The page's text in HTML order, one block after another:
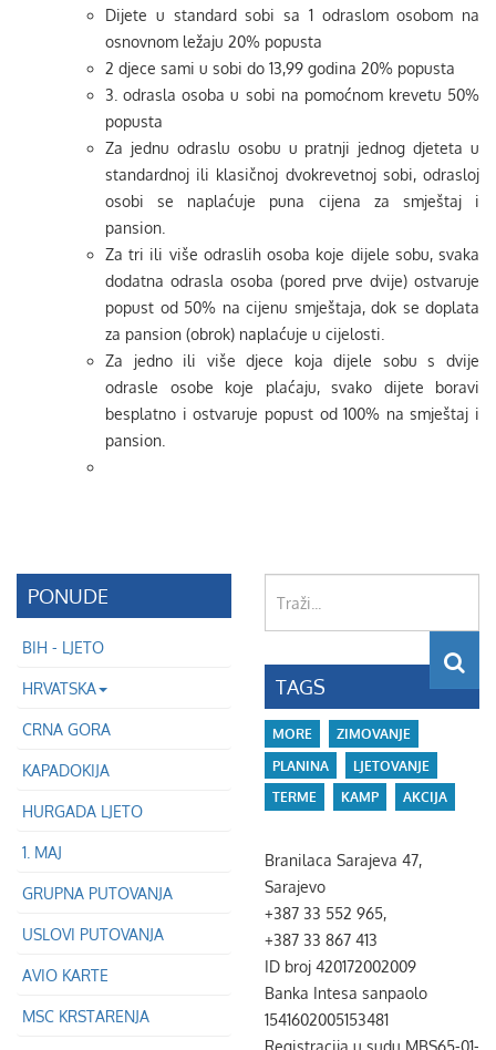
Dijete u standard sobi sa 1 odraslom osobom na
osnovnom ležaju 20% popusta
2 djece sami u sobi do 13,99 godina 20% popusta
3. odrasla osoba u sobi na pomoćnom krevetu 50%
popusta
Za jednu odraslu osobu u pratnji jednog djeteta u
standardnoj ili klasičnoj dvokrevetnoj sobi, odrasloj
osobi se naplaćuje puna cijena za smještaj i
pansion.
Za tri ili više odraslih osoba koje dijele sobu, svaka
dodatna odrasla osoba (pored prve dvije) ostvaruje
popust od 50% na cijenu smještaja, dok se doplata
za pansion (obrok) naplaćuje u cijelosti.
Za jedno ili više djece koja dijele sobu s dvije
odrasle osobe koje plaćaju, svako dijete boravi
besplatno i ostvaruje popust od 100% na smještaj i
pansion.
PONUDE
BIH - LJETO
HRVATSKA
CRNA GORA
KAPADOKIJA
HURGADA LJETO
1. MAJ
GRUPNA PUTOVANJA
USLOVI PUTOVANJA
AVIO KARTE
MSC KRSTARENJA
TAGS
MORE
ZIMOVANJE
PLANINA
LJETOVANJE
TERME
KAMP AKCIJA
Branilaca Sarajeva 47,
Sarajevo
+387 33 552 965,
+387 33 867 413
ID broj 420172002009
Banka Intesa sanpaolo
1541602005153481